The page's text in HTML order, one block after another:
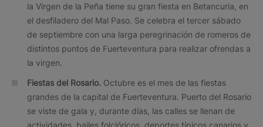
la Virgen de la Peña tiene su gran fiesta en Betancuria, en
el desfiladero del Mal Paso. Se celebra el tercer sábado
de septiembre con una larga peregrinación de romeros de
distintos puntos de Fuerteventura para realizar ofrendas a
la virgen.
Fiestas del Rosario. Octubre es el mes de las fiestas
grandes de la capital de Fuerteventura. Puerto del Rosario
se viste de gala y, durante días, las calles se llenan de
actividades, bailes folclóricos, deportes típicos canarios y